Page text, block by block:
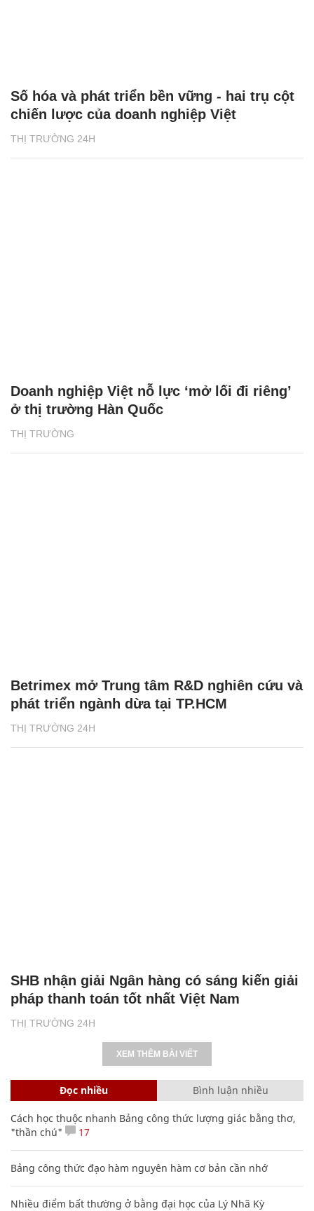
THỊ TRƯỜNG 24H
Số hóa và phát triển bền vững - hai trụ cột
chiến lược của doanh nghiệp Việt
THỊ TRƯỜNG
Doanh nghiệp Việt nỗ lực ‘mở lối đi riêng’
ở thị trường Hàn Quốc
THỊ TRƯỜNG 24H
Betrimex mở Trung tâm R&D nghiên cứu và
phát triển ngành dừa tại TP.HCM
THỊ TRƯỜNG 24H
SHB nhận giải Ngân hàng có sáng kiến giải
pháp thanh toán tốt nhất Việt Nam
XEM THÊM BÀI VIẾT
Đọc nhiều Bình luận nhiều
Cách học thuộc nhanh Bảng công thức lượng giác bằng thơ,
"thần chú"
17
Bảng công thức đạo hàm nguyên hàm cơ bản cần nhớ
Nhiều điểm bất thường ở bằng đại học của Lý Nhã Kỳ